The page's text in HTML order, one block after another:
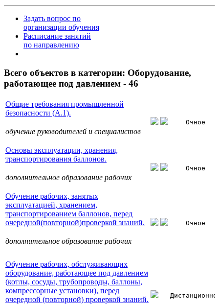
Задать вопрос по
организации обучения
Расписание занятий
по направлению
Всего объектов в категории: Оборудование,
работающее под давлением - 46
Общие требования промышленной
безопасности (А.1).
обучение руководителей и специалистов
Очное
Основы эксплуатации, хранения,
транспортирования баллонов.
дополнительное образование рабочих
Очное
Обучение рабочих, занятых
эксплуатацией, хранением,
транспортированием баллонов, перед
очередной(повторной)проверкой знаний.
дополнительное образование рабочих
Очное
Обучение рабочих, обслуживающих
оборудование, работающее под давлением
(котлы, сосуды, трубопроводы, баллоны,
компрессорные установки), перед
очередной (повторной) проверкой знаний.